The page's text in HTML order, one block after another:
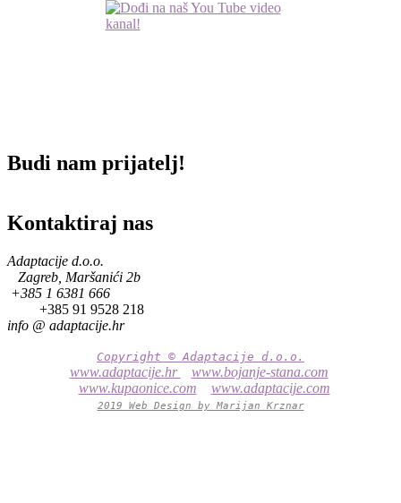
Budi nam prijatelj!
Kontaktiraj nas
Adaptacije d.o.o.
Zagreb, Maršanići 2b
+385 1 6381 666
+385 91 9528 218
info @ adaptacije.hr
Copyright © Adaptacije d.o.o.
www.adaptacije.hr
www.bojanje-stana.com
www.kupaonice.com
www.adaptacije.com
2019 Web Design by Marijan Krznar